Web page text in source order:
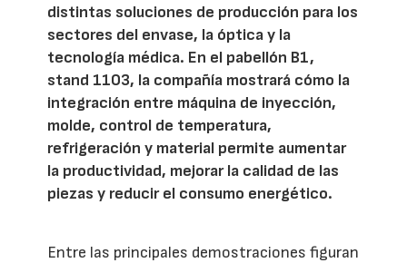
distintas soluciones de producción para los
sectores del envase, la óptica y la
tecnología médica. En el pabellón B1,
stand 1103, la compañía mostrará cómo la
integración entre máquina de inyección,
molde, control de temperatura,
refrigeración y material permite aumentar
la productividad, mejorar la calidad de las
piezas y reducir el consumo energético.
Entre las principales demostraciones figuran